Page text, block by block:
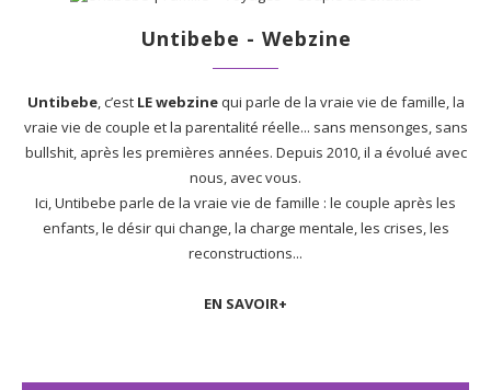
Untibebe - Webzine
Untibebe, c’est LE webzinequi parle de la vraie vie de famille, la
vraie vie de couple et la parentalité réelle... sans mensonges, sans
bullshit, après les premières années. Depuis 2010, il a évolué avec
nous, avec vous.
Ici, Untibebe parle de la vraie vie de famille : le couple après les
enfants, le désir qui change, la charge mentale, les crises, les
reconstructions...
EN SAVOIR+